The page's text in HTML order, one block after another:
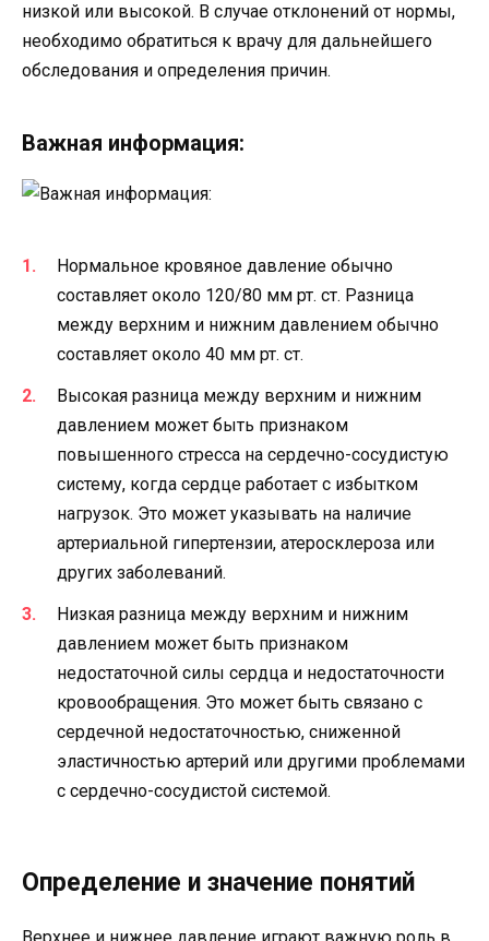
низкой или высокой. В случае отклонений от нормы,
необходимо обратиться к врачу для дальнейшего
обследования и определения причин.
Важная информация:
Нормальное кровяное давление обычно
составляет около 120/80 мм рт. ст. Разница
между верхним и нижним давлением обычно
составляет около 40 мм рт. ст.
Высокая разница между верхним и нижним
давлением может быть признаком
повышенного стресса на сердечно-сосудистую
систему, когда сердце работает с избытком
нагрузок. Это может указывать на наличие
артериальной гипертензии, атеросклероза или
других заболеваний.
Низкая разница между верхним и нижним
давлением может быть признаком
недостаточной силы сердца и недостаточности
кровообращения. Это может быть связано с
сердечной недостаточностью, сниженной
эластичностью артерий или другими проблемами
с сердечно-сосудистой системой.
Определение и значение понятий